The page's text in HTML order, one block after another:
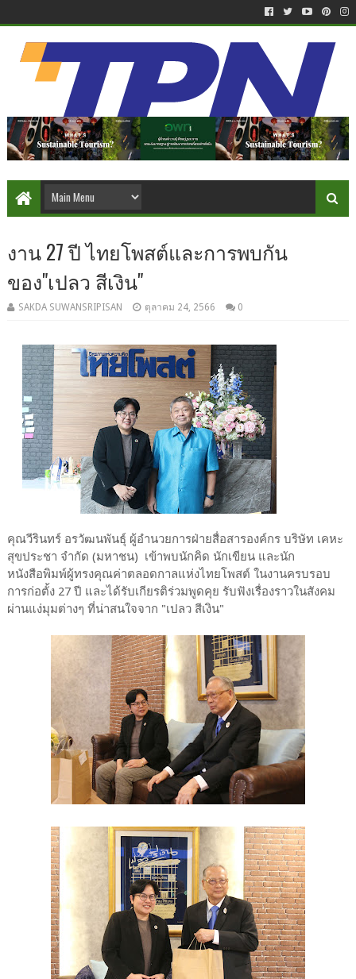
งาน 27 ปี ไทยโพสต์และการพบกัน
ของ"เปลว สีเงิน"
SAKDA SUWANSRIPISAN ตุลาคม 24, 2566 0
คุณวีรินทร์ อรวัฒนพันธุ์ ผู้อำนวยการฝ่ายสื่อสารองค์กร บริษัท เคหะ
สุขประชา จำกัด (มหาชน) เข้าพบนักคิด นักเขียน และนัก
หนังสือพิมพ์ผู้ทรงคุณค่าตลอดกาลแห่งไทยโพสต์ ในงานครบรอบ
การก่อตั้ง 27 ปี และได้รับเกียรติร่วมพูดคุย รับฟังเรื่องราวในสังคม
ผ่านแง่มุมต่างๆ ที่น่าสนใจจาก "เปลว สีเงิน"